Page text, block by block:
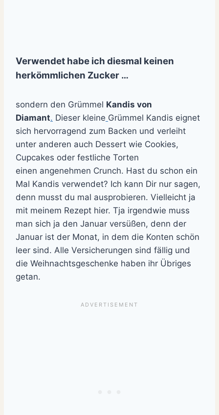
Verwendet habe ich diesmal keinen
herkömmlichen Zucker …
sondern den Grümmel Kandis von
Diamant. Dieser kleine Grümmel Kandis eignet
sich hervorragend zum Backen und verleiht
unter anderen auch Dessert wie Cookies,
Cupcakes oder festliche Torten
einen angenehmen Crunch. Hast du schon ein
Mal Kandis verwendet? Ich kann Dir nur sagen,
denn musst du mal ausprobieren. Vielleicht ja
mit meinem Rezept hier. Tja irgendwie muss
man sich ja den Januar versüßen, denn der
Januar ist der Monat, in dem die Konten schön
leer sind. Alle Versicherungen sind fällig und
die Weihnachtsgeschenke haben ihr Übriges
getan.